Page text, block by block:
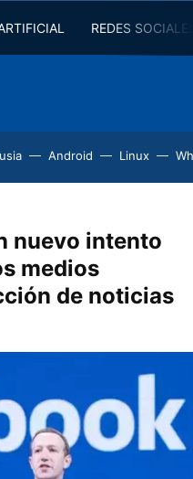
REDES
Android Linux
nuevo intento
medios
de noticias